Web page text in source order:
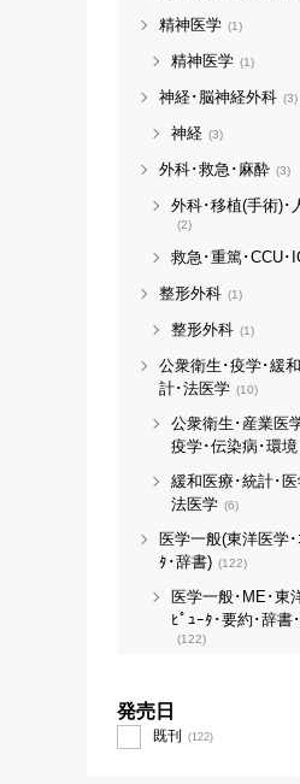
精神医学 (1)
精神医学 (1)
神経･脳神経外科 (3)
神経 (3)
外科･救急･麻酔 (3)
外科･移植(手術)･
(2)
救急･重篤･CCU･
整形外科 (1)
整形外科 (1)
公衆衛生･疫学･緩
計･法医学 (10)
公衆衛生･産業医
疫学･伝染病･環境
緩和医療･統計･医
法医学 (6)
医学一般(東洋医学･
ﾀ･辞書) (122)
医学一般･ME･東
ﾋﾟｭｰﾀ･要約･辞書
(122)
発売日
既刊 (122)